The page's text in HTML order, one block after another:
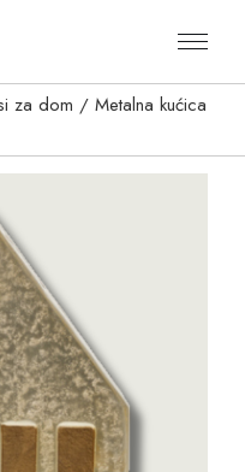
za dom
Metalna kućica